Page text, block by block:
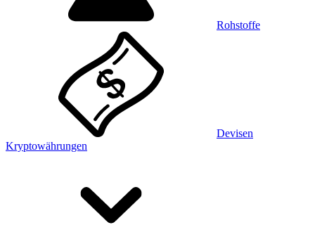
Rohstoffe
Devisen
Kryptowährungen